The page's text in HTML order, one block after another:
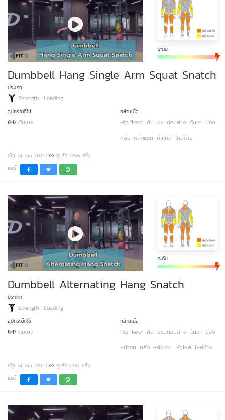
ระดับ
Dumbbell Hang Single Arm Squat Snatch
ประเภท
Strength : Loading
อุปกรณ์ที่ใช้
ดัมเบล
กล้ามเนื้อ
Hip flexor ก้น แขนท่อนล่าง ต้นขา น่อง
หลัง หลังแขน หัวไหล่ ไหล่ข้าง
เมื่อ 24 Jun 2021 | ดูแล้ว 1,766 ครั้ง
แชร์
ระดับ
Dumbbell Alternating Hang Snatch
ประเภท
Strength : Loading
อุปกรณ์ที่ใช้
ดัมเบล
กล้ามเนื้อ
Hip flexor ก้น แขนท่อนล่าง ต้นขา น่อง
หน้าอก หลัง หลังแขน หัวไหล่ ไหล่ข้าง
เมื่อ 24 Jun 2021 | ดูแล้ว 1,787 ครั้ง
แชร์